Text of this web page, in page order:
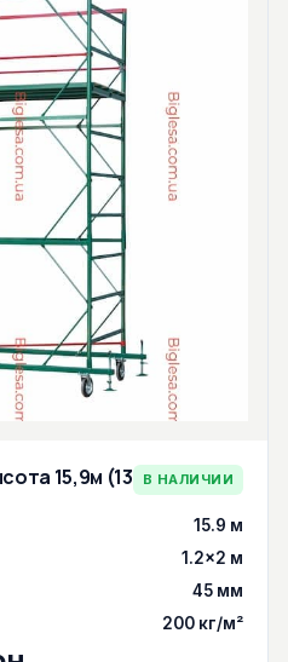
15,9м (13
В НАЛИЧИИ
15.9 м
1.2×2 м
45 мм
200 кг/м²